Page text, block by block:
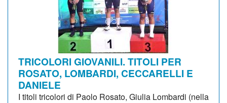
TRICOLORI GIOVANILI. TITOLI PER
ROSATO, LOMBARDI, CECCARELLI E
DANIELE
I titoli tricolori di Paolo Rosato, Giulia Lombardi (nella